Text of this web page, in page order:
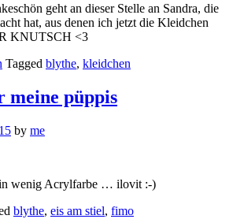
geht an dieser Stelle an Sandra, die
hat, aus denen ich jetzt die Kleidchen
KNUTSCH <3
Tagged blythe, kleidchen
meine püppis
by me
wenig Acrylfarbe … ilovit :-)
blythe, eis am stiel, fimo